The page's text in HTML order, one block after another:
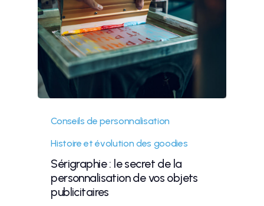
Conseils de personnalisation
Histoire et évolution des goodies
Sérigraphie : le secret de la
personnalisation de vos objets
publicitaires